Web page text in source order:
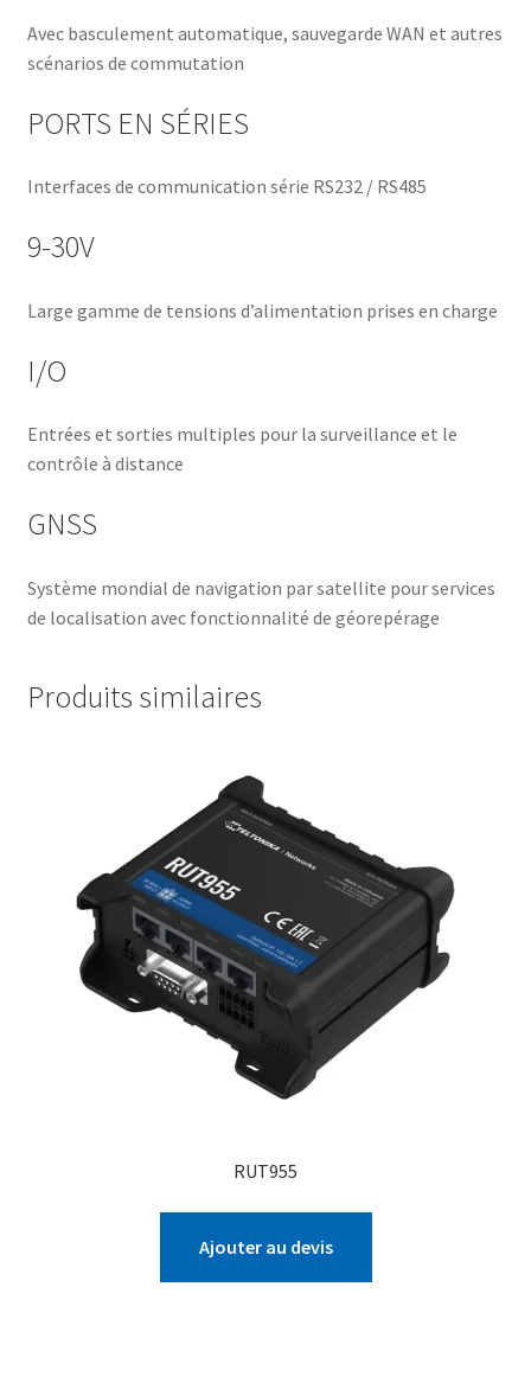
Avec basculement automatique, sauvegarde WAN et autres
scénarios de commutation
PORTS EN SÉRIES
Interfaces de communication série RS232 / RS485
9-30V
Large gamme de tensions d’alimentation prises en charge
I/O
Entrées et sorties multiples pour la surveillance et le
contrôle à distance
GNSS
Système mondial de navigation par satellite pour services
de localisation avec fonctionnalité de géorepérage
Produits similaires
RUT955
Ajouter au devis